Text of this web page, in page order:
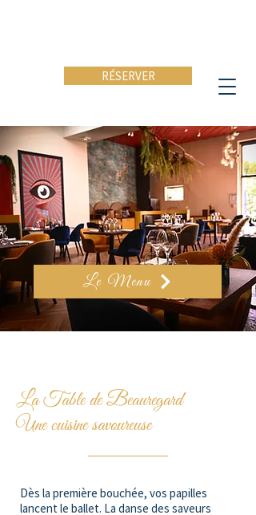
RÉSERVER
Le Menu
Restaurant à Dijon
rien perdu de sonauthenticité. Son
restaurant, au cœur de l'ancienne bâtisse,
La Table de Beauregard
Une cuisine savoureuse
Dès la première bouchée, vos papilles
lancent le ballet. La danse des saveurs